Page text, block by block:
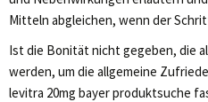
Mitteln abgleichen, wenn der
Ist die Bonität nicht gegeben, die
werden, um die allgemeine
levitra 20mg bayer produktsuche